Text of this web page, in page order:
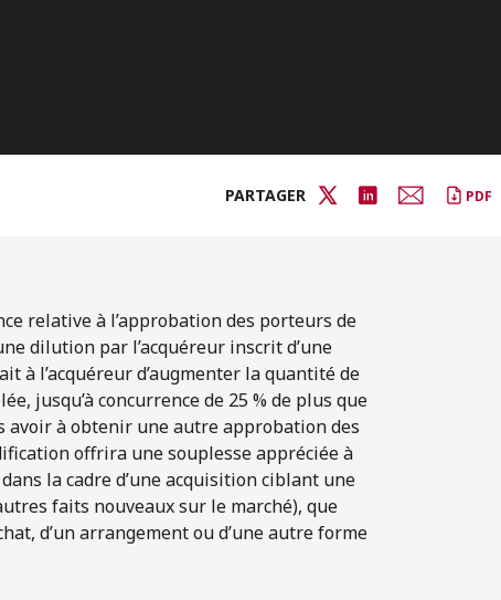
PARTAGER PDF
relative à l’approbation des porteurs de
dilution par l’acquéreur inscrit d’une
à l’acquéreur d’augmenter la quantité de
jusqu’à concurrence de 25 % de plus que
à obtenir une autre approbation des
offrira une souplesse appréciée à
la cadre d’une acquisition ciblant une
faits nouveaux sur le marché), que
d’un arrangement ou d’une autre forme